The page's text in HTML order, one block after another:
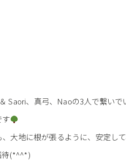
Saori、真弓、Naoの3人で繋いで
す
大地に根が張るように、安定
待(*^^*)